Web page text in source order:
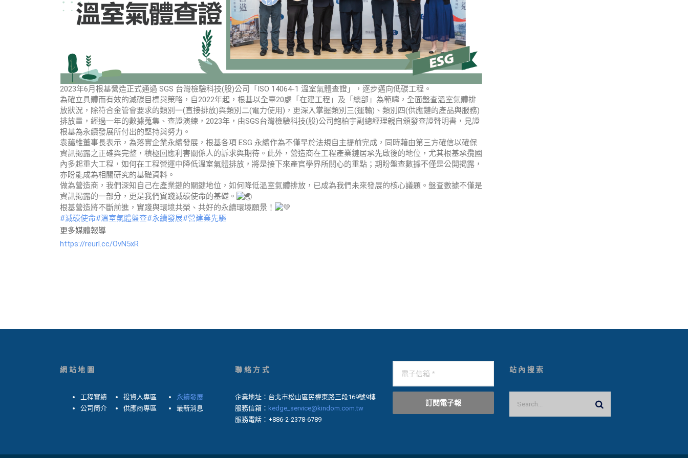
2023年6月根基營造正式通過 SGS 台灣檢驗科技(股)公司「ISO 14064-1 溫室氣體查證」，逐步邁向低碳工程。
為確立具體而有效的減碳目標與策略，自2022年起，根基以全臺20處「在建工程」及「總部」為範疇，全面盤查溫室氣體排
放狀況，除符合金管會要求的類別一(直接排放)與類別二(電力使用)，更深入掌握類別三(運輸)、類別四(供應鏈的產品與服務)
排放量，經過一年的數據蒐集、查證演練，2023年，由SGS台灣檢驗科技(股)公司鮑柏宇副總經理親自頒發查證聲明書，見證
根基為永續發展所付出的堅持與努力。
袁藹維董事長表示，為落實企業永續發展，根基各項 ESG 永續作為不僅早於法規自主提前完成，同時藉由第三方確信以確保
資訊揭露之正確與完整，積極回應利害關係人的訴求與期待。此外，營造商在工程產業鏈居承先啟後的地位，尤其根基承攬國
內多起重大工程，如何在工程營運中降低溫室氣體排放，將是接下來產官學界所關心的重點；期盼盤查數據不僅是公開揭露，
亦盼能成為相關研究的基礎資料。
做為營造商，我們深知自己在產業鏈的關鍵地位，如何降低溫室氣體排放，已成為我們未來發展的核心議題。盤查數據不僅是
資訊揭露的一部分，更是我們實踐減碳使命的基礎。
根基營造將不斷前進，實踐與環境共榮、共好的永續環境願景！
#減碳使命#溫室氣體盤查#永續發展#營建業先驅
更多媒體報導
https://reurl.cc/OvN5xR
網站地圖
工程實績
公司簡介
投資人專區
供應商專區
永續發展
最新消息
聯絡方式
企業地址：台北市松山區民權東路三段169號9樓
服務信箱： kedge_service@kindom.com.tw
服務電話：+886-2-2378-6789
訂閱電子報
站內搜索